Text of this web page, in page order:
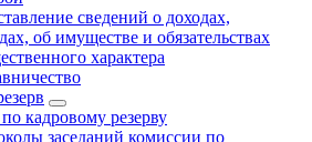
сведений о доходах,
об имуществе и обязательствах
характера
кадровому резерву
заседаний комиссии по